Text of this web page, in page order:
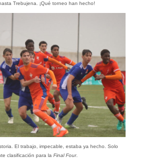
Trebujena. ¡Qué torneo han hecho!
El trabajo, impecable, estaba ya hecho. Solo
clasificación para la Final Four.